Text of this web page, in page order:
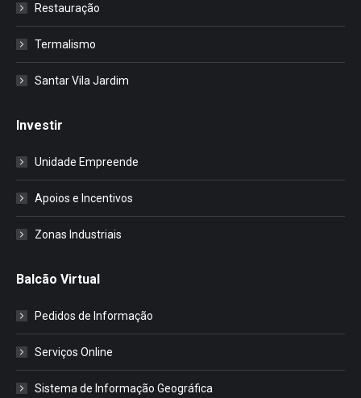
Restauração
Termalismo
Santar Vila Jardim
Investir
Unidade Empreende
Apoios e Incentivos
Zonas Industriais
Balcão Virtual
Pedidos de Informação
Serviços Online
Sistema de Informação Geográfica